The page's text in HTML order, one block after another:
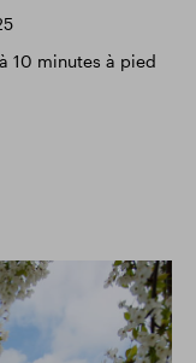
10 minutes à pied